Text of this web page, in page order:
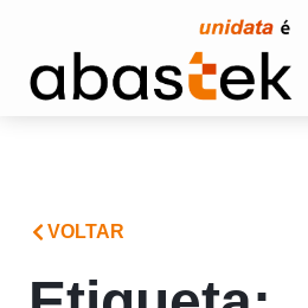
VOLTAR